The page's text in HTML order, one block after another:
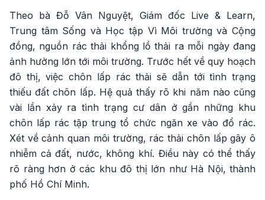
Theo bà Đỗ Vân Nguyệt, Giám đốc Live & Learn,
Trung tâm Sống và Học tập Vì Môi trường và Cộng
đồng, nguồn rác thải khổng lồ thải ra mỗi ngày đang
ảnh hưởng lớn tới môi trường. Trước hết về quy hoạch
đô thị, việc chôn lấp rác thải sẽ dẫn tới tình trạng
thiếu đất chôn lấp. Hệ quả thấy rõ khi năm nào cũng
vài lần xảy ra tình trạng cư dân ở gần những khu
chôn lấp rác tập trung tổ chức ngăn xe vào đổ rác.
Xét về cảnh quan môi trường, rác thải chôn lấp gây ô
nhiễm cả đất, nước, không khí. Điều này có thể thấy
rõ ràng hơn ở các khu đô thị lớn như Hà Nội, thành
phố Hồ Chí Minh.